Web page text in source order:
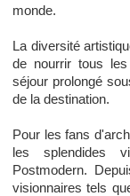
monde.
La diversité
de nourrir tous
séjour prolongé
de la destination.
Pour les fans
les splendides
Postmodern.
visionnaires tels